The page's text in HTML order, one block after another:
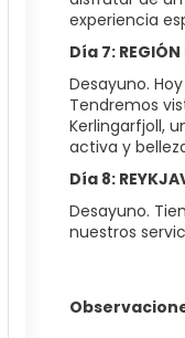
experiencia
Día 7: REGIÓN
Desayuno.
Tendremos
Kerlingarfjoll,
activa y
Día 8:
Desayuno.
nuestros